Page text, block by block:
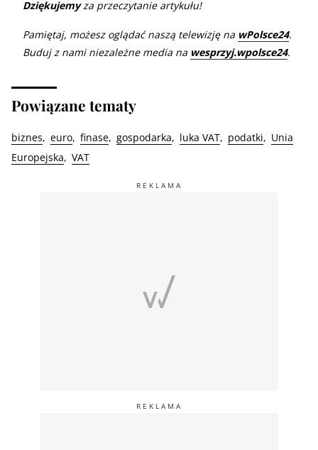
Dziękujemyza przeczytanie artykułu!
Pamiętaj, możesz oglądać naszą telewizję na wPolsce24.
Buduj z nami niezależne media na wesprzyj.wpolsce24.
Powiązane tematy
biznes euro finase gospodarka luka VAT podatki
Unia
Europejska
VAT